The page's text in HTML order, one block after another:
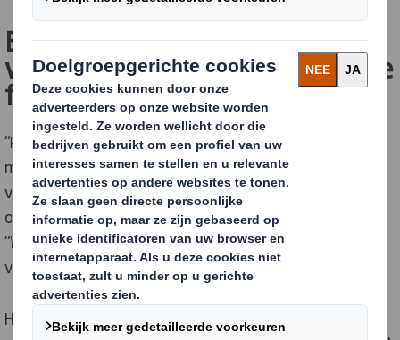
Bij het ontwerp van de
verpakking spelen verschillende
factoren een rol
“Producenten willen hun producten verzenden met zo
min mogelijk loze ruimte. Een ander vereiste is veilig
vervoer, zonder schade aan de producten.” Bij de
ontwerpfase wordt de hele supply chain nagebootst.
“We hebben apparatuur waarmee we testen wat de
verpakking aan kan.”
Het ontwerpteam van DS Smith focust onder andere